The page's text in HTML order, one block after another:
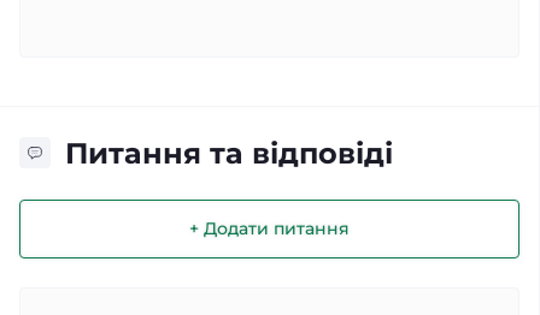
Питання та відповіді
+ Додати питання